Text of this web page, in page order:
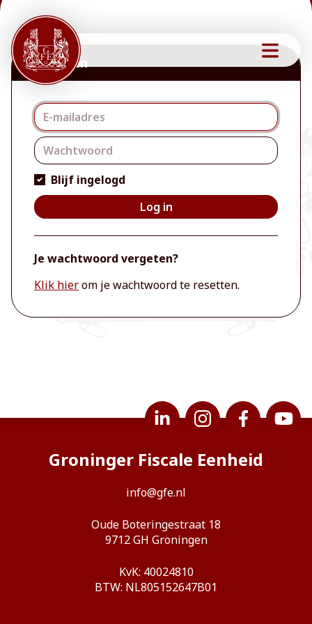
Inloggen
Inloggen
Blijf ingelogd
Log in
Je wachtwoord vergeten?
Klik hierom je wachtwoord te resetten.
Groninger Fiscale Eenheid
info@gfe.nl
Oude Boteringestraat 18
9712 GH Groningen
KvK: 40024810
BTW: NL805152647B01